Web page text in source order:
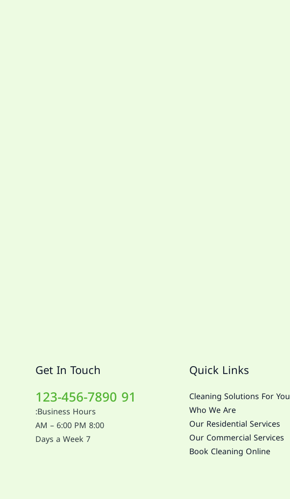
Quick Links
Cleaning Solutions For You
Who We Are
Our Residential Services
Our Commercial Services
Book Cleaning Online
Get In Touch
91 123-456-7890
Business Hours:
8:00 AM – 6:00 PM
7 Days a Week